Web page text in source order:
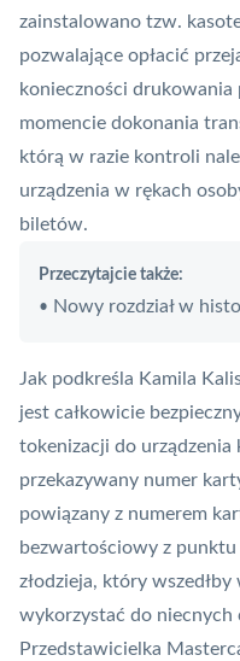
zainstalowano tzw.
pozwalające opłacić
konieczności
momencie dokonania
którą w razie kontroli
urządzenia w rękach
biletów.
Przeczytajcie także:
• Nowy rozdział w
Jak podkreśla Kamila
jest całkowicie
tokenizacji do
przekazywany numer
powiązany z numerem
bezwartościowy z
złodzieja, który
wykorzystać do niecnych
Przedstawicielka